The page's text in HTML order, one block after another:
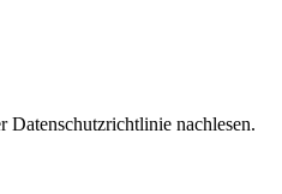
Datenschutzrichtlinie nachlesen.